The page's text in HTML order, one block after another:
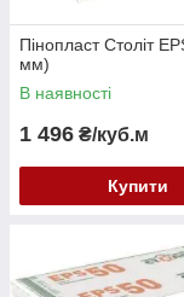
Пінопласт Століт
мм)
В наявності
1 496 ₴/куб.м
Купити